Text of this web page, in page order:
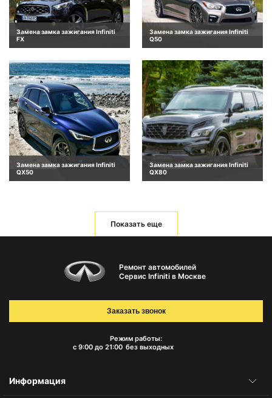
Замена замка зажигания Infiniti
FX
Замена замка зажигания Infiniti
Q50
Замена замка зажигания Infiniti
QX50
Замена замка зажигания Infiniti
QX80
Показать еще
Ремонт автомобилей
Сервис Infiniti в Москве
Режим работы:
с 9:00 до 21:00 без выходных
Заказать звонок
Информация